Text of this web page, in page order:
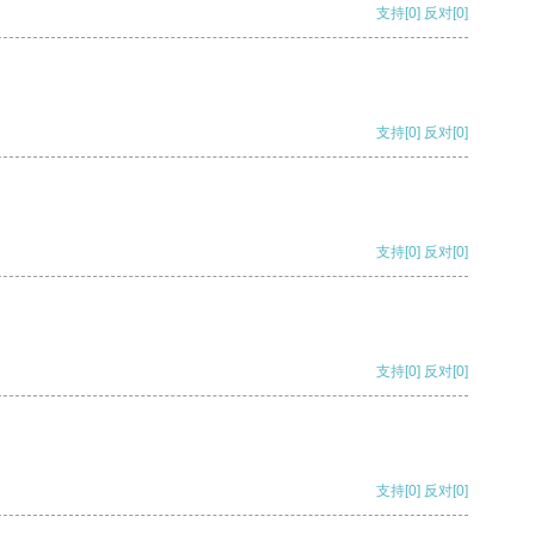
支持[0] 反对[0]
支持[0] 反对[0]
支持[0] 反对[0]
支持[0] 反对[0]
支持[0] 反对[0]